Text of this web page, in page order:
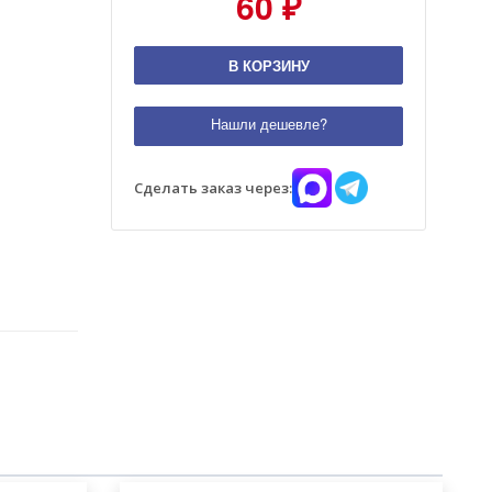
В КОРЗИНУ
Нашли дешевле?
Сделать заказ через: